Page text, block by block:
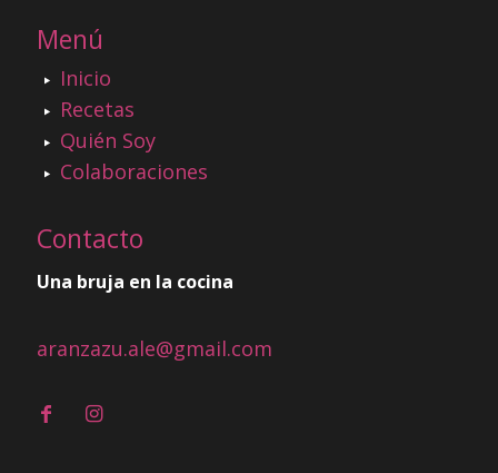
Menú
Inicio
Recetas
Quién Soy
Colaboraciones
Contacto
Una bruja en la cocina
aranzazu.ale@gmail.com